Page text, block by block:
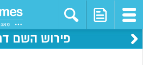
פירוש השם